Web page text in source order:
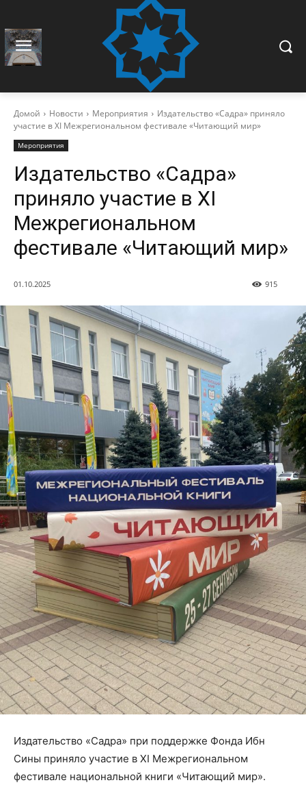
Домой Новости Мероприятия
Издательство «Садра» приняло
участие в XI Межрегиональном фестивале «Читающий мир»
Мероприятия
Издательство «Садра»
приняло участие в XI
Межрегиональном
фестивале «Читающий мир»
01.10.2025 915
Издательство «Садра» при поддержке Фонда Ибн
Сины приняло участие в XI Межрегиональном
фестивале национальной книги «Читающий мир».